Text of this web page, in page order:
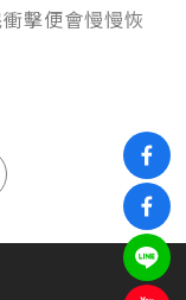
擊便會慢慢恢